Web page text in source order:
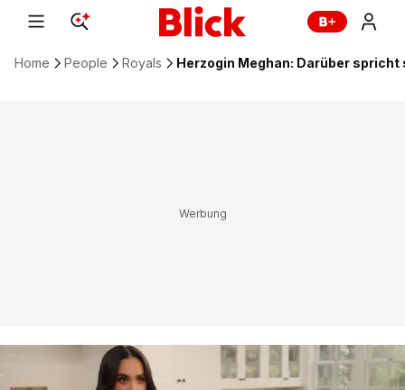
Home People Royals Herzogin Meghan: Darüber